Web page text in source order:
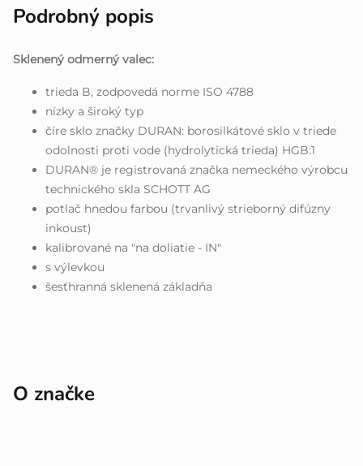
Podrobný popis
Sklenený odmerný valec:
trieda B, zodpovedá norme ISO 4788
nízky a široký typ
číre sklo značky DURAN: borosilkátové sklo v triede
odolnosti proti vode (hydrolytická trieda) HGB:1
DURAN® je registrovaná značka nemeckého výrobcu
technického skla SCHOTT AG
potlač hnedou farbou (trvanlivý strieborný difúzny
inkoust)
kalibrované na "na doliatie - IN"
s výlevkou
šesťhranná sklenená základňa
O značke